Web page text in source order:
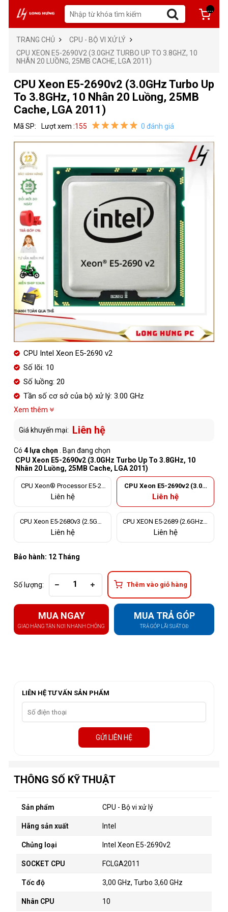
...
TRANG CHỦ
CPU - BỘ VI XỬ LÝ
CPU XEON E5-2690V2 (3.0GHZ TURBO UP TO 3.8GHZ, 10
NHÂN 20 LUỒNG, 25MB CACHE, LGA 2011)
CPU Xeon E5-2690v2 (3.0GHz Turbo Up
To 3.8GHz, 10 Nhân 20 Luồng, 25MB
Cache, LGA 2011)
Mã SP: Lượt xem :155 0 đánh giá
CPU Intel Xeon E5-2690 v2
Số lõi: 10
Số luồng: 20
Tần số cơ sở của bộ xử lý: 3.00 GHz
Xem thêm
Giá khuyến mại: Liên hệ
Có 4 lựa chọn
. Bạn đang chọn
CPU Xeon E5-2690v2 (3.0GHz Turbo Up To 3.8GHz, 10
Nhân 20 Luồng, 25MB Cache, LGA 2011)
CPU Xeon® Processor E5-26
87W (3.1GHz Turbo Up To 3.8
GHz, 8 nhân 16 luồng, 20MB
Cache, LGA 2011)
Liên hệ
CPU Xeon E5-2690v2 (3.0G
Hz Turbo Up To 3.8GHz, 10
Nhân 20 Luồng, 25MB Cach
e, LGA 2011)
Liên hệ
CPU Xeon E5-2680v3 (2.5GHz
Turbo Up To 3.3GHz, 12 Nhân
24 Luồng, 30MB Cache, LGA
2011)
Liên hệ
CPU XEON E5-2689 (2.6GHz T
urbo Up To 3.6GHz, 8 Nhân 1
6 Luồng, 20MB Cache, LGA 2
011)
Liên hệ
Bảo hành: 12 Tháng
Số lượng: Thêm vào giỏ hàng
MUA NGAY
GIAO HÀNG TẬN NƠI NHANH CHÓNG
MUA TRẢ GÓP
TRẢ GÓP LÃI SUẤT 0Đ
LIÊN HỆ TƯ VẤN SẢN PHẨM
GỬI LIÊN HỆ
THÔNG SỐ KỸ THUẬT
Sản phẩm CPU - Bộ vi xử lý
Hãng sản xuất Intel
Chủng loại Intel Xeon E5-2690v2
SOCKET CPU FCLGA2011
Tốc độ 3,00 GHz, Turbo 3,60 GHz
Nhân CPU 10